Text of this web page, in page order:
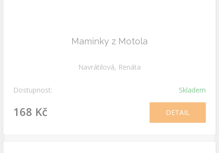
Maminky z Motola
Navrátilová, Renáta
Dostupnost: Skladem
168 Kč DETAIL